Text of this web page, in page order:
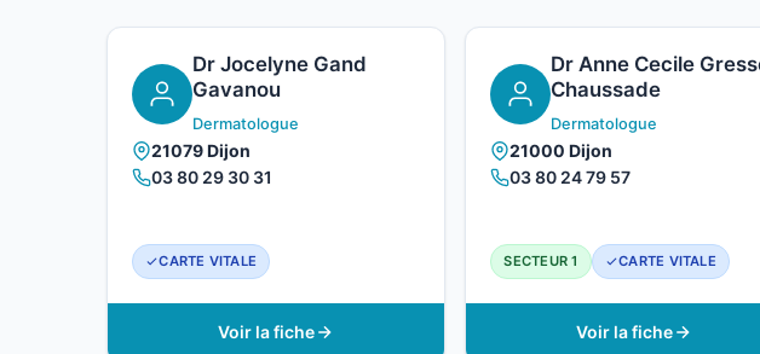
Dr Jocelyne Gand
Gavanou
Dermatologue
21079 Dijon
03 80 29 30 31
CARTE VITALE
Voir la fiche
Dr Anne Cecile
Chaussade
Dermatologue
21000 Dijon
03 80 24 79 57
SECTEUR 1 CARTE VITALE
Voir la fiche